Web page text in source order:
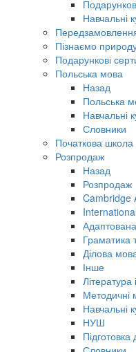
Навчальні
Пізнаємо
Подарункові
Польська мова
Назад
Польська
Навчальні
Словники
Початкова школа
Розпродаж
Назад
Розпродаж
Cambridge
Граматика
Ділова
Інше
Методичні
Навчальні
НУШ
Підготовка